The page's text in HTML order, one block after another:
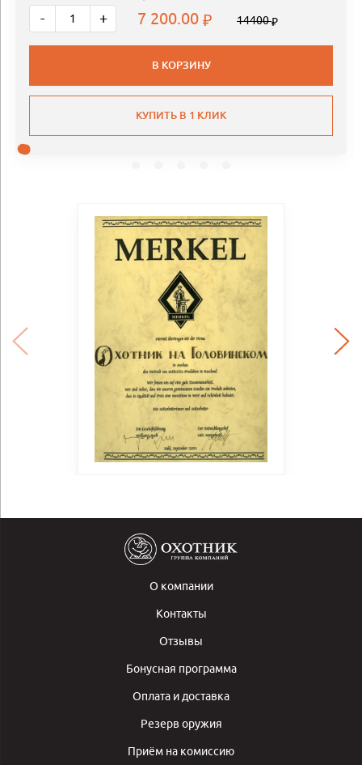
- + 7 200.00 14400
В КОРЗИНУ
КУПИТЬ В 1 КЛИК
О компании
Контакты
Отзывы
Бонусная программа
Оплата и доставка
Резерв оружия
Приём на комиссию